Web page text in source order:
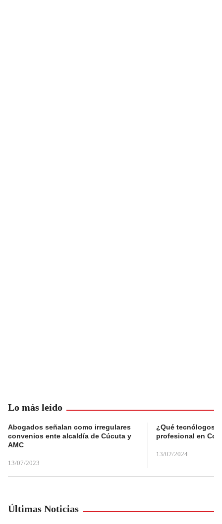
Lo más leído
Abogados señalan como irregulares
convenios ente alcaldía de Cúcuta y
AMC
13/07/2023
¿Qué tecnólogos
profesional en
13/02/2024
Últimas Noticias